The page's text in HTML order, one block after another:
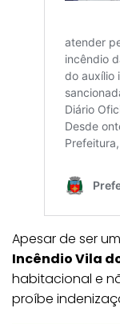
Apesar de ser
Incêndio Vila
habitacional e
proíbe